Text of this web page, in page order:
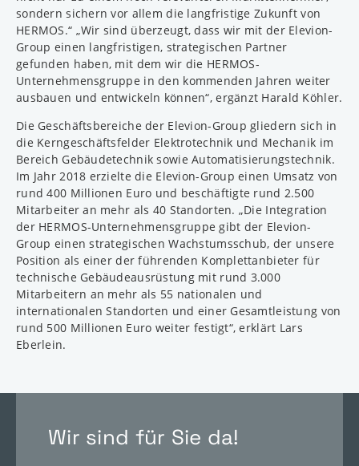
sondern sichern vor allem die langfristige Zukunft von
HERMOS.“ „Wir sind überzeugt, dass wir mit der Elevion-
Group einen langfristigen, strategischen Partner
gefunden haben, mit dem wir die HERMOS-
Unternehmensgruppe in den kommenden Jahren weiter
ausbauen und entwickeln können“, ergänzt Harald Köhler.
Die Geschäftsbereiche der Elevion-Group gliedern sich in
die Kerngeschäftsfelder Elektrotechnik und Mechanik im
Bereich Gebäudetechnik sowie Automatisierungstechnik.
Im Jahr 2018 erzielte die Elevion-Group einen Umsatz von
rund 400 Millionen Euro und beschäftigte rund 2.500
Mitarbeiter an mehr als 40 Standorten. „Die Integration
der HERMOS-Unternehmensgruppe gibt der Elevion-
Group einen strategischen Wachstumsschub, der unsere
Position als einer der führenden Komplettanbieter für
technische Gebäudeausrüstung mit rund 3.000
Mitarbeitern an mehr als 55 nationalen und
internationalen Standorten und einer Gesamtleistung von
rund 500 Millionen Euro weiter festigt“, erklärt Lars
Eberlein.
Wir sind für Sie da!